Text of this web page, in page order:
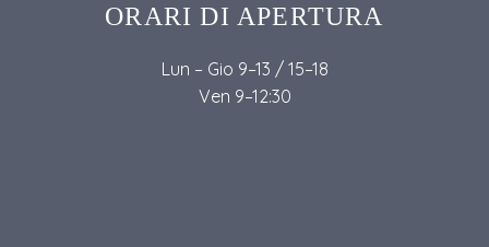
ORARI DI APERTURA
Lun – Gio 9–13 / 15–18
Ven 9–12:30